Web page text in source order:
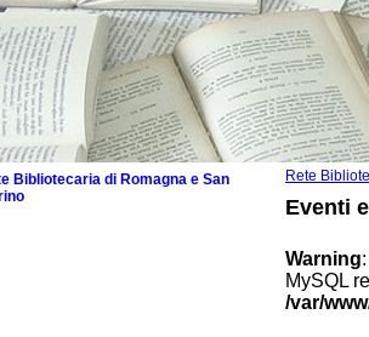
Rete
Eventi
Warning
MySQL
/var/
Bibliotecaria di Romagna e San